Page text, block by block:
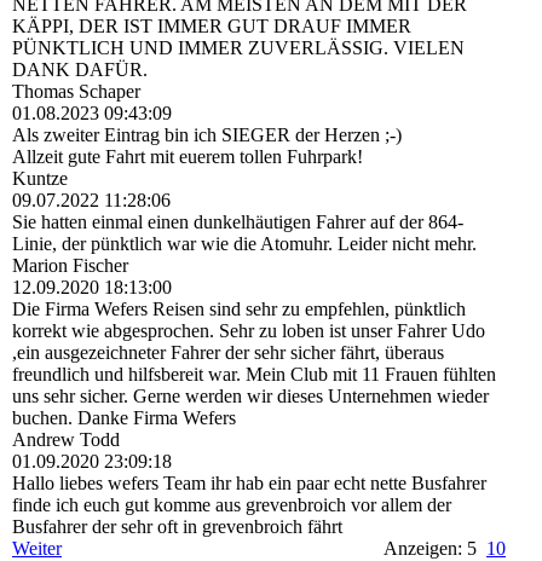
NETTEN FAHRER. AM MEISTEN AN DEM MIT DER
KÄPPI, DER IST IMMER GUT DRAUF IMMER
PÜNKTLICH UND IMMER ZUVERLÄSSIG. VIELEN
DANK DAFÜR.
Thomas Schaper
01.08.2023 09:43:09
Als zweiter Eintrag bin ich SIEGER der Herzen ;-)
Allzeit gute Fahrt mit euerem tollen Fuhrpark!
Kuntze
09.07.2022 11:28:06
Sie hatten einmal einen dunkelhäutigen Fahrer auf der 864-
Linie, der pünktlich war wie die Atomuhr. Leider nicht mehr.
Marion Fischer
12.09.2020 18:13:00
Die Firma Wefers Reisen sind sehr zu empfehlen, pünktlich
korrekt wie abgesprochen. Sehr zu loben ist unser Fahrer Udo
,ein ausgezeichneter Fahrer der sehr sicher fährt, überaus
freundlich und hilfsbereit war. Mein Club mit 11 Frauen fühlten
uns sehr sicher. Gerne werden wir dieses Unternehmen wieder
buchen. Danke Firma Wefers
Andrew Todd
01.09.2020 23:09:18
Hallo liebes wefers Team ihr hab ein paar echt nette Busfahrer
finde ich euch gut komme aus grevenbroich vor allem der
Busfahrer der sehr oft in grevenbroich fährt
Weiter
Anzeigen: 5 10